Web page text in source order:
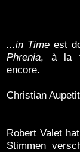
...in Time est
Phrenia, à la
encore.
Christian
Robert Valet
Stimmen